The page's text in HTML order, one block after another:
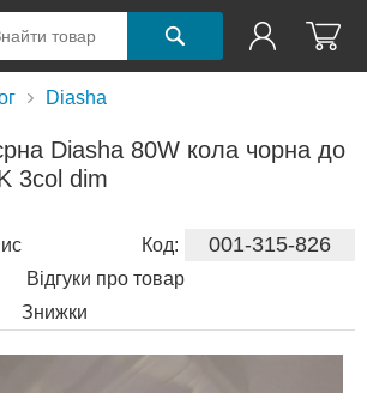
Diasha
Diasha 80W кола чорна до
3col dim
Код: 001-315-826
Відгуки про товар
Знижки